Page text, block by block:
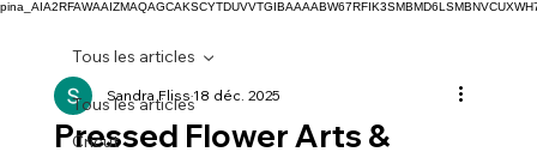
Tous les articles
Cricut
Tous les articles
Pressed Flower Arts &
Sandra Fliss18 déc. 2025